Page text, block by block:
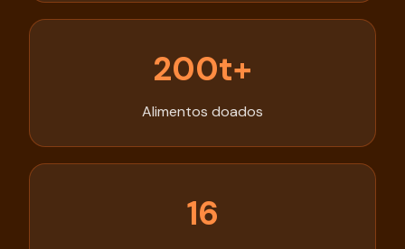
200t+
Alimentos doados
16